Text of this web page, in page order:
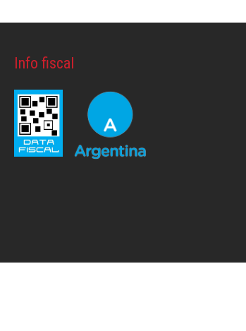
Info fiscal